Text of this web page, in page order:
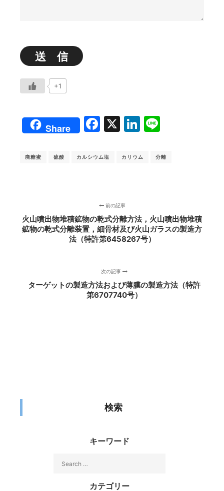
+1
Share Facebook
X LinkedIn
廃糖蜜 硫酸 カルシウム塩 カリウム 分離
前の記事
火山噴出物堆積鉱物の乾式分離方法，火山噴出物堆積
鉱物の乾式分離装置，細骨材及び火山ガラスの製造方
法（特許第6458267号）
次の記事
ターゲットの製造方法および薄膜の製造方法（特許
第6707740号）
検索
キーワード
カテゴリー